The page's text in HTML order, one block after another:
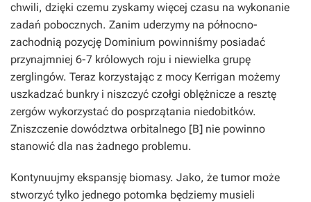
chwili, dzięki czemu zyskamy więcej czasu na wykonanie
zadań pobocznych. Zanim uderzymy na północno-
zachodnią pozycję Dominium powinniśmy posiadać
przynajmniej 6-7 królowych roju i niewielka grupę
zerglingów. Teraz korzystając z mocy Kerrigan możemy
uszkadzać bunkry i niszczyć czołgi oblężnicze a resztę
zergów wykorzystać do posprzątania niedobitków.
Zniszczenie dowództwa orbitalnego [B] nie powinno
stanowić dla nas żadnego problemu.
Kontynuujmy ekspansję biomasy. Jako, że tumor może
stworzyć tylko jednego potomka będziemy musieli